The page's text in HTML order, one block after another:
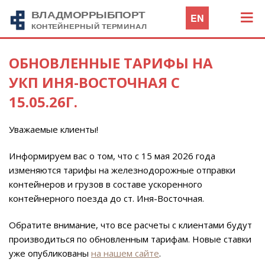
EN
ОБНОВЛЕННЫЕ ТАРИФЫ НА
УКП ИНЯ-ВОСТОЧНАЯ С
15.05.26Г.
Уважаемые клиенты!
Информируем вас о том, что с 15 мая 2026 года
изменяются тарифы на железнодорожные отправки
контейнеров и грузов в составе ускоренного
контейнерного поезда до ст. Иня-Восточная.
Обратите внимание, что все расчеты с клиентами будут
производиться по обновленным тарифам. Новые ставки
уже опубликованы на нашем сайте.